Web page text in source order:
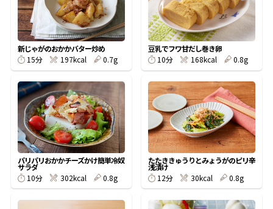
『踊り節』
鰹節屋の
だしパック
新じゃがのおかかバター炒め
15分
197kcal 0.7g
豆乳でフワ甘だし巻き卵
10分
168kcal 0.8g
パリパリおかかチーズかけ簡単冷奴
サラダ
10分
302kcal 0.8g
たたききゅうりとみょうがのピリ辛
浅漬け
12分
30kcal 0.8g